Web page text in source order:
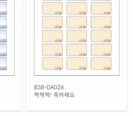
838-DA026
짝짝짝! 축하해요